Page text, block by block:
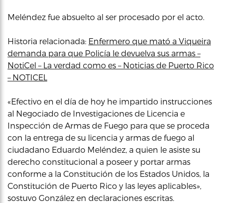
Meléndez fue absuelto al ser procesado por el acto.
Historia relacionada: Enfermero que mató a Viqueira
demanda para que Policía le devuelva sus armas –
NotiCel – La verdad como es – Noticias de Puerto Rico
– NOTICEL
«Efectivo en el día de hoy he impartido instrucciones
al Negociado de Investigaciones de Licencia e
Inspección de Armas de Fuego para que se proceda
con la entrega de su licencia y armas de fuego al
ciudadano Eduardo Meléndez, a quien le asiste su
derecho constitucional a poseer y portar armas
conforme a la Constitución de los Estados Unidos, la
Constitución de Puerto Rico y las leyes aplicables»,
sostuvo González en declaraciones escritas.